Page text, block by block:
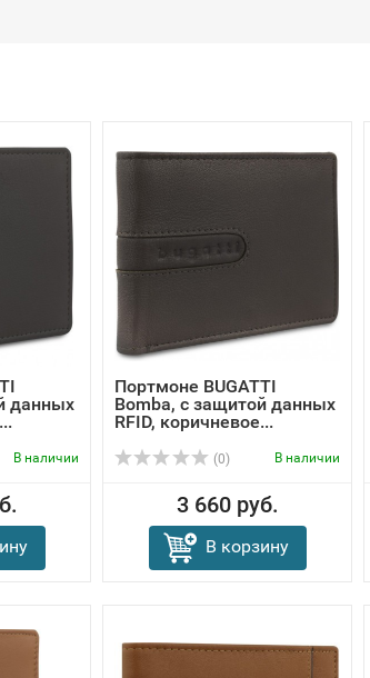
данных
В наличии
Портмоне BUGATTI
Bomba, с защитой данных
RFID, коричневое...
(0) В наличии
3 660 руб.
В корзину